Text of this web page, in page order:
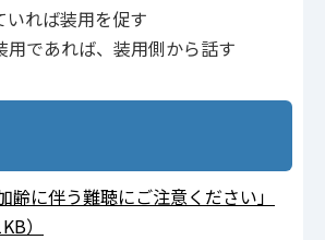
いれば装用を促す
用であれば、装用側から話す
齢に伴う難聴にご注意ください」
）